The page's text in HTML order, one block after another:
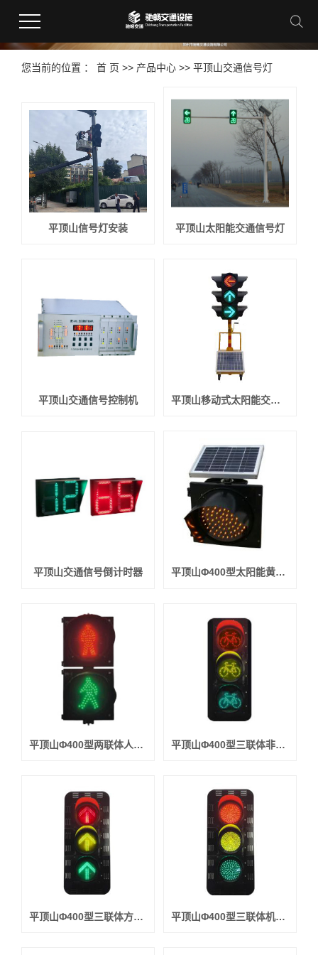
您当前的位置 ： 首 页 >> 产品中心 >> 平顶山交通信号灯
平顶山信号灯安装 平顶山太阳能交通信号灯
平顶山交通信号控制机 平顶山移动式太阳能交通信号灯
平顶山交通信号倒计时器 平顶山Φ400型太阳能黄闪信号灯
平顶山Φ400型两联体人行横道信号灯 平顶山Φ400型三联体非机动车信号灯
平顶山Φ400型三联体方向指示信号灯 平顶山Φ400型三联体机动车信号灯